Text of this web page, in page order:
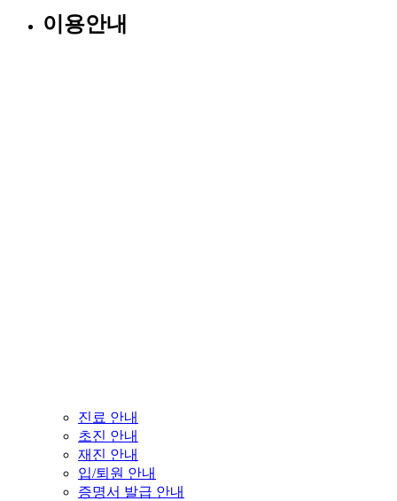
이용안내
진료 안내
초진 안내
재진 안내
입/퇴원 안내
증명서 발급 안내